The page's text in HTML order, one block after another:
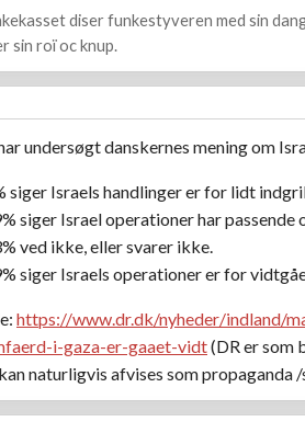
diser funkestyveren med sin
sin roï oc knup.
undersøgt danskernes mening om
siger Israels handlinger er for lidt
siger Israel operationer har passende
ved ikke, eller svarer ikke.
siger Israels operationer er for
https://www.dr.dk/nyheder/indland/
i-gaza-er-gaaet-vidt(DR er som
naturligvis afvises som propaganda /